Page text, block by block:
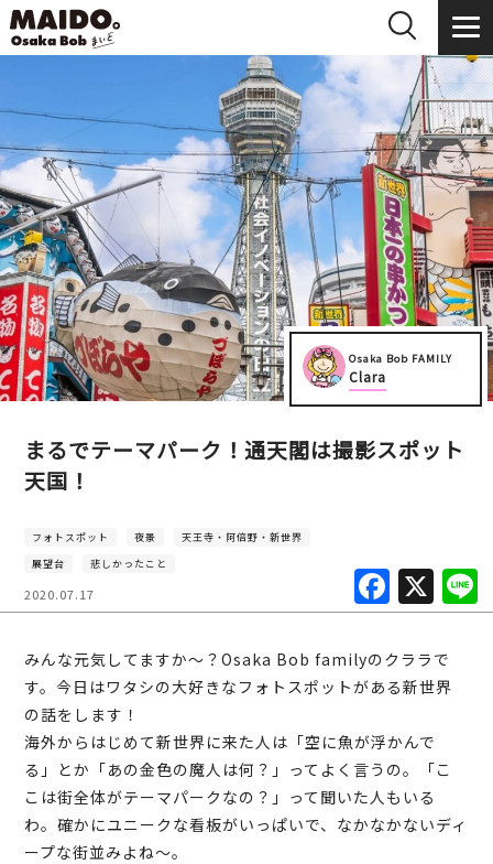
Osaka Bob FAMILY
Clara
まるでテーマパーク！通天閣は撮影スポット
天国！
F
a
c
e
b
o
o
k
X
フォトスポット 夜景
天王寺・阿倍野・新世界
展望台
悲しかったこと
2020.07.17
みんな元気してますか～？Osaka Bob familyのクララで
す。今日はワタシの大好きなフォトスポットがある新世界
の話をします！
海外からはじめて新世界に来た人は「空に魚が浮かんで
る」とか「あの金色の魔人は何？」ってよく言うの。「こ
こは街全体がテーマパークなの？」って聞いた人もいる
わ。確かにユニークな看板がいっぱいで、なかなかないディ
ープな街並みよね～。